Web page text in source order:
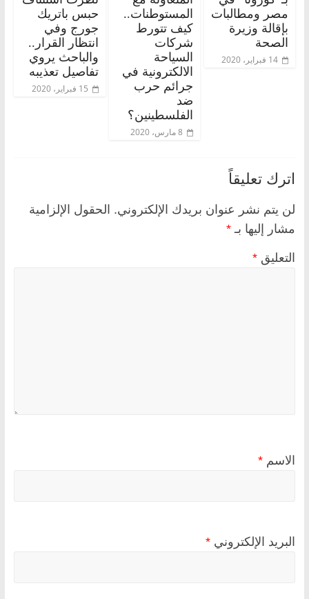
مصر ومطالبات
بإقالة وزيرة
الصحة
14 فبراير، 2020
المستوطنات..
كيف تتورط
شركات
السياحة
الالكترونية في
جرائم حرب
ضد
الفلسطينين؟
8 مارس، 2020
حبس باتريك
جورج وفي
انتظار القرار..
والباحث يروي
تفاصيل تعذيبه
15 فبراير، 2020
اترك تعليقاً
لن يتم نشر عنوان بريدك الإلكتروني. الحقول الإلزامية
مشار إليها بـ *
التعليق *
الاسم *
البريد الإلكتروني *